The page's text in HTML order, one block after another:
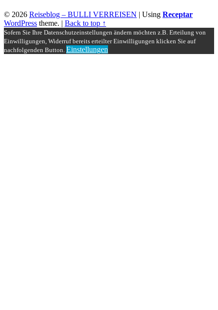
© 2026 Reiseblog – BULLI VERREISEN | Using Receptar
WordPress theme. | Back to top ↑
Sofern Sie Ihre Datenschutzeinstellungen ändern möchten z.B. Erteilung von
Einwilligungen, Widerruf bereits erteilter Einwilligungen klicken Sie auf
nachfolgenden Button. Einstellungen